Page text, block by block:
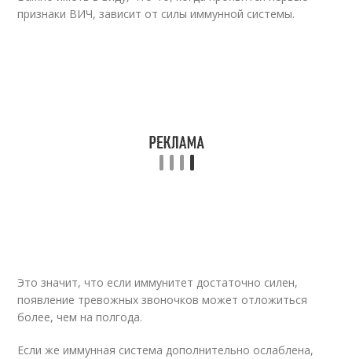
признаки ВИЧ, зависит от силы иммунной системы.
Это значит, что если иммунитет достаточно силен,
появление тревожных звоночков может отложиться
более, чем на полгода.
Если же иммунная система дополнительно ослаблена,